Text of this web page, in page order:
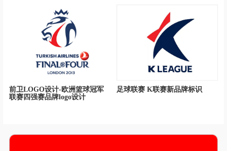
前卫LOGO设计-欧洲篮球冠军
联赛四强赛品牌logo设计
足球联赛 K联赛新品牌标识